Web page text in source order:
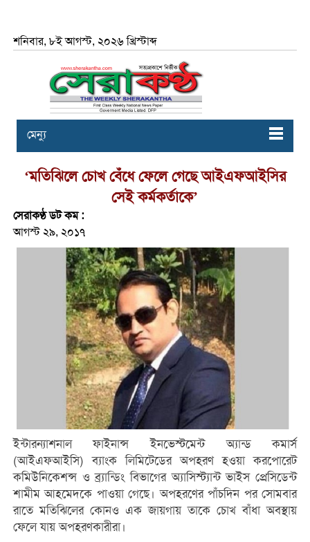
শনিবার, ৮ই আগস্ট, ২০২৬ খ্রিস্টাব্দ
মেন্যু
‘মতিঝিলে চোখ বেঁধে ফেলে গেছে আইএফআইসির
সেই কর্মকর্তাকে’
সেরাকণ্ঠ ডট কম :
আগস্ট ২৯, ২০১৭
ইন্টারন্যাশনাল ফাইনান্স ইনভেস্টমেন্ট অ্যান্ড কমার্স
(আইএফআইসি) ব্যাংক লিমিটেডের অপহরণ হওয়া করপোরেট
কমিউনিকেশন্স ও ব্র্যান্ডিং বিভাগের অ্যাসিস্ট্যান্ট ভাইস প্রেসিডেন্ট
শামীম আহমেদকে পাওয়া গেছে। অপহরণের পাঁচদিন পর সোমবার
রাতে মতিঝিলের কোনও এক জায়গায় তাকে চোখ বাঁধা অবস্থায়
ফেলে যায় অপহরণকারীরা।